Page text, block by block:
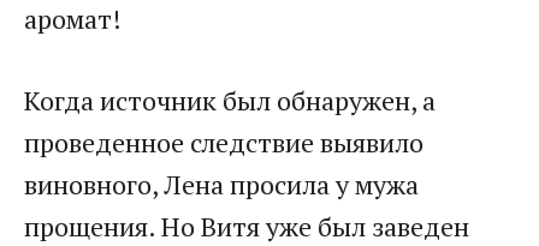
аромат!
Когда источник был обнаружен, а
проведенное следствие выявило
виновного, Лена просила у мужа
прощения. Но Витя уже был заведен